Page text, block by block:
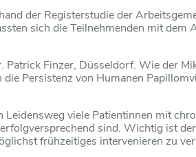
der Registerstudie der
sich die Teilnehmenden mit
Finzer, Düsseldorf. Wie der
Persistenz von Humanen
viele Patientinnen mit
sind. Wichtig ist
frühzeitiges intervenieren zu